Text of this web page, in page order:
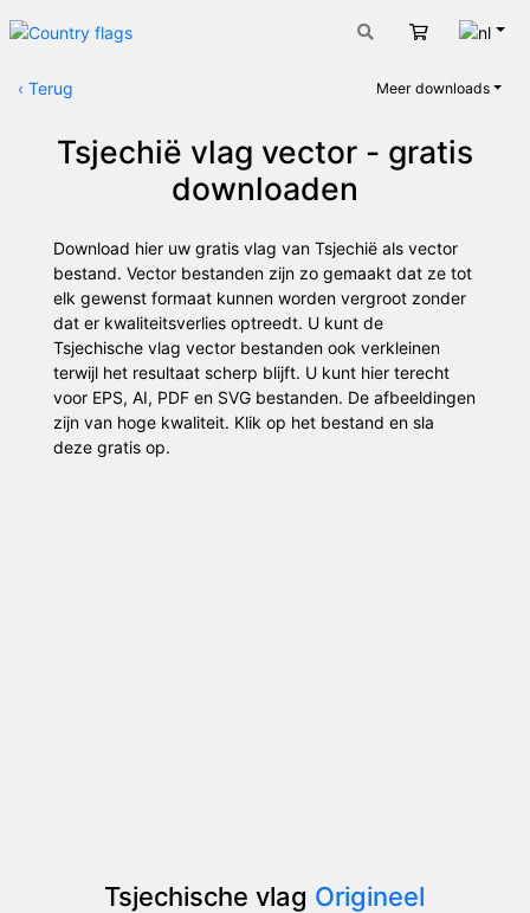
Winkelwagen
‹ Terug Meer downloads
Tsjechië vlag vector - gratis
downloaden
Download hier uw gratis vlag van Tsjechië als vector
bestand. Vector bestanden zijn zo gemaakt dat ze tot
elk gewenst formaat kunnen worden vergroot zonder
dat er kwaliteitsverlies optreedt. U kunt de
Tsjechische vlag vector bestanden ook verkleinen
terwijl het resultaat scherp blijft. U kunt hier terecht
voor EPS, AI, PDF en SVG bestanden. De afbeeldingen
zijn van hoge kwaliteit. Klik op het bestand en sla
deze gratis op.
Tsjechische vlag Origineel